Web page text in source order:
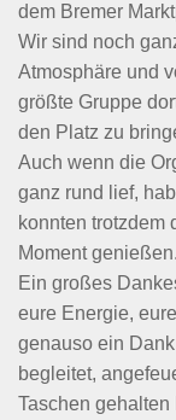
dem Bremer
Wir sind noch
Atmosphäre und
größte Gruppe
den Platz zu
Auch wenn die
ganz rund lief,
konnten trotzdem
Moment genießen.
Ein großes
eure Energie,
genauso ein
begleitet,
Taschen gehalten